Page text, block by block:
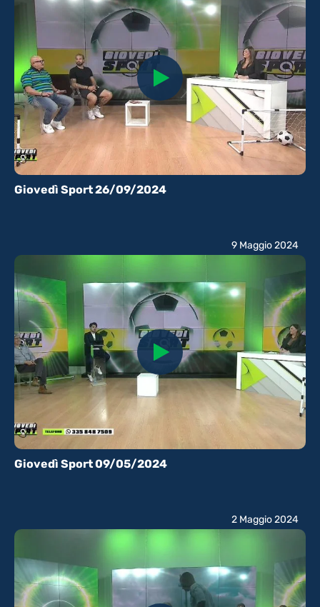
Giovedì Sport 26/09/2024
Giovedì Sport 09/05/2024
9 Maggio 2024
2 Maggio 2024